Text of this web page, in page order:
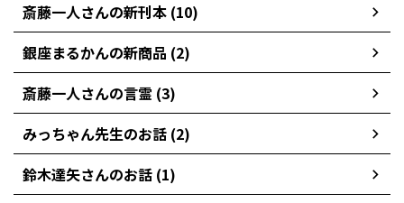
斎藤一人さんの新刊本 (10)
銀座まるかんの新商品 (2)
斎藤一人さんの言霊 (3)
みっちゃん先生のお話 (2)
鈴木達矢さんのお話 (1)